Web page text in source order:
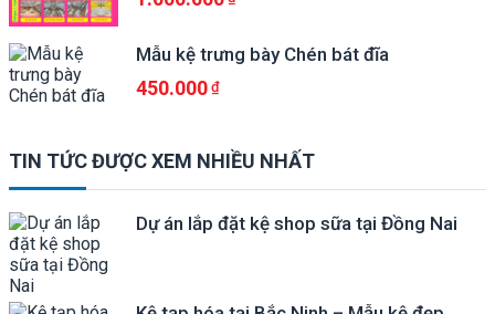
Mẫu kệ trưng bày Chén bát đĩa
450.000
TIN TỨC ĐƯỢC XEM NHIỀU NHẤT
Dự án lắp đặt kệ shop sữa tại Đồng Nai